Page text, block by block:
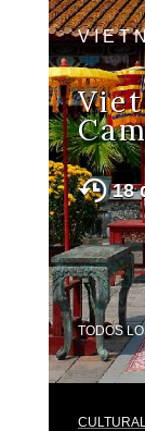
18
TODOS